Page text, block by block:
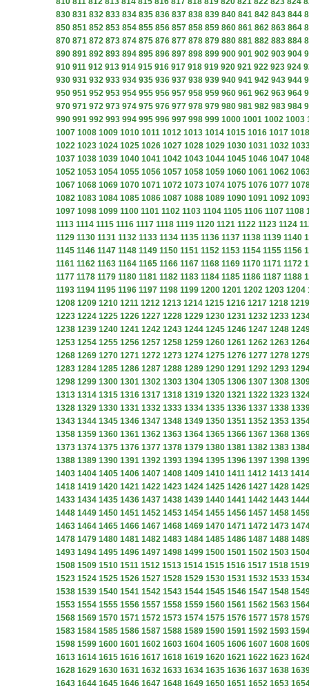
830 831 832 833 834 835 836 837 838 839 840 841 842 843 844
850 851 852 853 854 855 856 857 858 859 860 861 862 863 864
870 871 872 873 874 875 876 877 878 879 880 881 882 883 884
890 891 892 893 894 895 896 897 898 899 900 901 902 903 904
910 911 912 913 914 915 916 917 918 919 920 921 922 923 924
930 931 932 933 934 935 936 937 938 939 940 941 942 943 944
950 951 952 953 954 955 956 957 958 959 960 961 962 963 964
970 971 972 973 974 975 976 977 978 979 980 981 982 983 984
990 991 992 993 994 995 996 997 998 999 1000 1001 1002 1003
1007 1008 1009 1010 1011 1012 1013 1014 1015 1016 1017 1018
1022 1023 1024 1025 1026 1027 1028 1029 1030 1031 1032
1037 1038 1039 1040 1041 1042 1043 1044 1045 1046 1047
1052 1053 1054 1055 1056 1057 1058 1059 1060 1061 1062
1067 1068 1069 1070 1071 1072 1073 1074 1075 1076 1077
1082 1083 1084 1085 1086 1087 1088 1089 1090 1091 1092
1097 1098 1099 1100 1101 1102 1103 1104 1105 1106 1107 1108
1113 1114 1115 1116 1117 1118 1119 1120 1121 1122 1123 1124
1129 1130 1131 1132 1133 1134 1135 1136 1137 1138 1139 1140
1145 1146 1147 1148 1149 1150 1151 1152 1153 1154 1155 1156
1161 1162 1163 1164 1165 1166 1167 1168 1169 1170 1171 1172
1177 1178 1179 1180 1181 1182 1183 1184 1185 1186 1187 1188
1193 1194 1195 1196 1197 1198 1199 1200 1201 1202 1203 1204
1208 1209 1210 1211 1212 1213 1214 1215 1216 1217 1218 1219
1223 1224 1225 1226 1227 1228 1229 1230 1231 1232 1233
1238 1239 1240 1241 1242 1243 1244 1245 1246 1247 1248
1253 1254 1255 1256 1257 1258 1259 1260 1261 1262 1263
1268 1269 1270 1271 1272 1273 1274 1275 1276 1277 1278
1283 1284 1285 1286 1287 1288 1289 1290 1291 1292 1293
1298 1299 1300 1301 1302 1303 1304 1305 1306 1307 1308
1313 1314 1315 1316 1317 1318 1319 1320 1321 1322 1323
1328 1329 1330 1331 1332 1333 1334 1335 1336 1337 1338
1343 1344 1345 1346 1347 1348 1349 1350 1351 1352 1353
1358 1359 1360 1361 1362 1363 1364 1365 1366 1367 1368
1373 1374 1375 1376 1377 1378 1379 1380 1381 1382 1383
1388 1389 1390 1391 1392 1393 1394 1395 1396 1397 1398
1403 1404 1405 1406 1407 1408 1409 1410 1411 1412 1413 1414
1418 1419 1420 1421 1422 1423 1424 1425 1426 1427 1428
1433 1434 1435 1436 1437 1438 1439 1440 1441 1442 1443
1448 1449 1450 1451 1452 1453 1454 1455 1456 1457 1458
1463 1464 1465 1466 1467 1468 1469 1470 1471 1472 1473
1478 1479 1480 1481 1482 1483 1484 1485 1486 1487 1488
1493 1494 1495 1496 1497 1498 1499 1500 1501 1502 1503
1508 1509 1510 1511 1512 1513 1514 1515 1516 1517 1518 1519
1523 1524 1525 1526 1527 1528 1529 1530 1531 1532 1533
1538 1539 1540 1541 1542 1543 1544 1545 1546 1547 1548
1553 1554 1555 1556 1557 1558 1559 1560 1561 1562 1563
1568 1569 1570 1571 1572 1573 1574 1575 1576 1577 1578
1583 1584 1585 1586 1587 1588 1589 1590 1591 1592 1593
1598 1599 1600 1601 1602 1603 1604 1605 1606 1607 1608
1613 1614 1615 1616 1617 1618 1619 1620 1621 1622 1623
1628 1629 1630 1631 1632 1633 1634 1635 1636 1637 1638
1643 1644 1645 1646 1647 1648 1649 1650 1651 1652 1653